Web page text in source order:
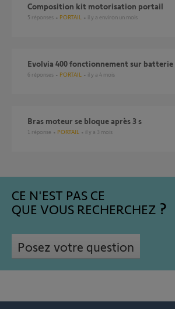
Composition kit motorisation portail
5 réponses PORTAIL il y a environ un mois
evolvia 400 fonctionnement sur batterie
6 réponses PORTAIL il y a 4 mois
Bras moteur se bloque après 3 s
1 réponse PORTAIL il y a 3 mois
CE N'EST PAS CE
QUE VOUS RECHERCHEZ
Posez votre question